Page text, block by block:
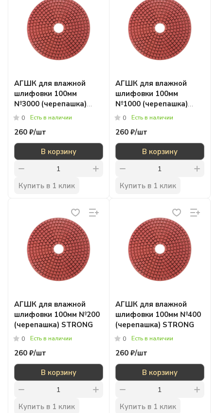
АГШК для влажной
шлифовки 100мм
№3000 (черепашка)
STRONG
0 Есть в наличии
260 ₽/шт
В корзину
Купить в 1 клик
АГШК для влажной
шлифовки 100мм
№1000 (черепашка)
STRONG
0 Есть в наличии
260 ₽/шт
В корзину
Купить в 1 клик
АГШК для влажной
шлифовки 100мм №200
(черепашка) STRONG
0 Есть в наличии
260 ₽/шт
В корзину
Купить в 1 клик
АГШК для влажной
шлифовки 100мм №400
(черепашка) STRONG
0 Есть в наличии
260 ₽/шт
В корзину
Купить в 1 клик